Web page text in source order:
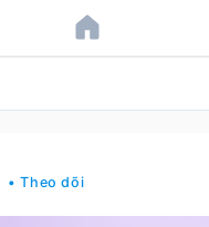
• Theo dõi